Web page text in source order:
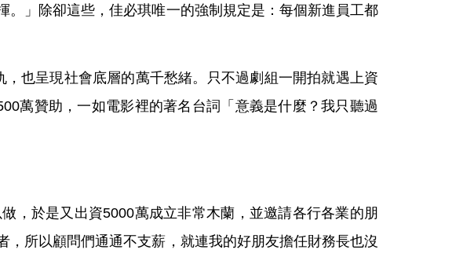
」除卻這些，佳必琪唯一的強制規定是：每個新進員工都
也呈現社會底層的萬千愁緒。只不過劇組一開拍就遇上資
萬贊助，一如電影裡的著名台詞「意義是什麼？我只聽過
，於是又出資5000萬成立非常木蘭，並邀請各行各業的朋
所以顧問們通通不支薪，就連我的好朋友擔任財務長也沒